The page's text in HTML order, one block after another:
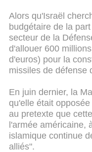
Alors qu'Israël
budgétaire de la
secteur de la
d'allouer 600
d'euros) pour la
missiles de défense
En juin dernier, la
qu'elle était
au pretexte que
l'armée américaine,
islamique continue
alliés".